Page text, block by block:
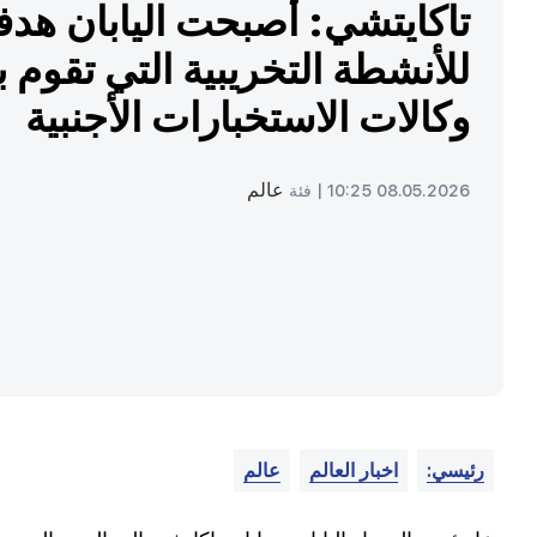
تاكايتشي: أصبحت اليابان
للأنشطة التخريبية التي تقوم
وكالات الاستخبارات الأجنبية
08.05.2026 10:25 | فئة عالم
رئيسي: اخبار العالم عالم